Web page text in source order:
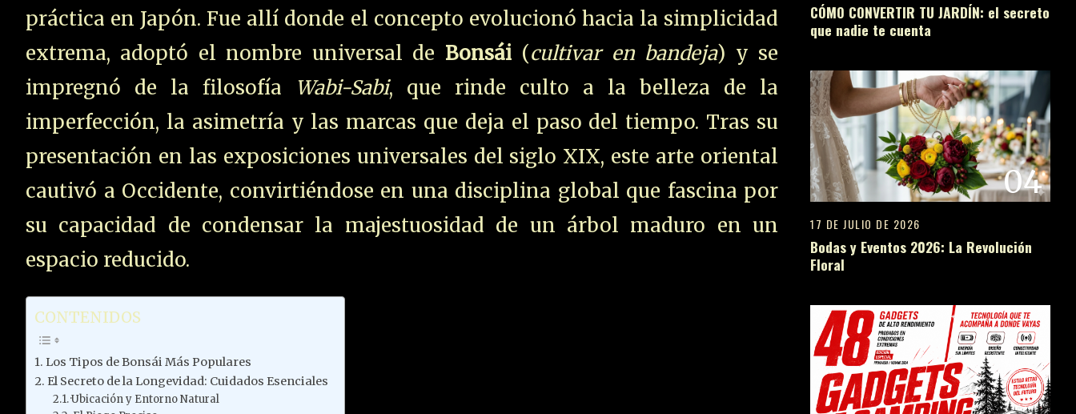
práctica en Japón. Fue allí donde el concepto evolucionó hacia la simplicidad
extrema, adoptó el nombre universal de Bonsái(cultivar en bandeja) y se
impregnó de la filosofía Wabi-Sabi, que rinde culto a la belleza de la
imperfección, la asimetría y las marcas que deja el paso del tiempo. Tras su
presentación en las exposiciones universales del siglo XIX, este arte oriental
cautivó a Occidente, convirtiéndose en una disciplina global que fascina por
su capacidad de condensar la majestuosidad de un árbol maduro en un
espacio reducido.
CONTENIDOS
Los Tipos de Bonsái Más Populares
El Secreto de la Longevidad: Cuidados Esenciales
·Ubicación y Entorno Natural
CÓMO CONVERTIR TU JARDÍN: el secreto
que nadie te cuenta
04
17 DE JULIO DE 2026
Bodas y Eventos 2026: La Revolución
Floral